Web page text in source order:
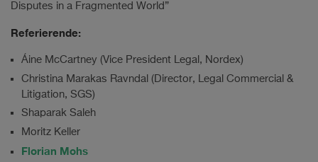
Disputes in a Fragmented World”
Referierende:
Áine McCartney (Vice President Legal, Nordex)
Christina Marakas Ravndal (Director, Legal Commercial &
Litigation, SGS)
Shaparak Saleh
Moritz Keller
Florian Mohs